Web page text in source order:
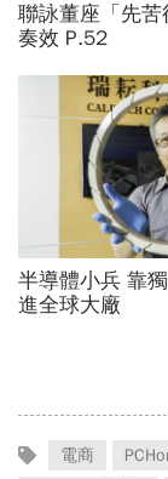
聯詠董座「先苦
奏效 P.52
半導體小兵 靠
進全球大廠
電商